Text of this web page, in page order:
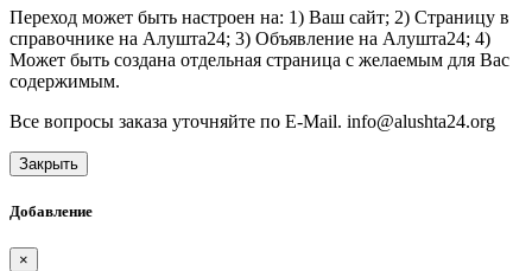
Переход может быть настроен на: 1) Ваш сайт; 2) Страницу в
справочнике на Алушта24; 3) Объявление на Алушта24; 4)
Может быть создана отдельная страница с желаемым для Вас
содержимым.
Все вопросы заказа уточняйте по E-Mail. info@alushta24.org
Закрыть
Добавление
×